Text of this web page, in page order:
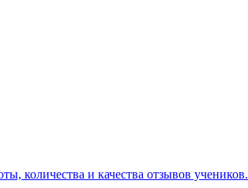
количества и качества отзывов учеников.